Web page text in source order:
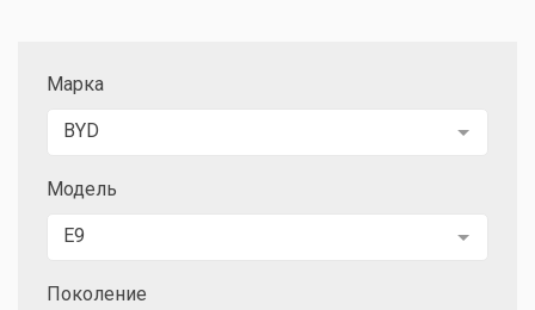
Марка
BYD
Модель
E9
Поколение